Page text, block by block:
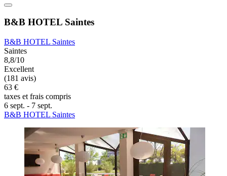
B&B HOTEL Saintes
B&B HOTEL Saintes
Saintes
8,8/10
Excellent
(181 avis)
63 €
taxes et frais compris
6 sept. - 7 sept.
B&B HOTEL Saintes